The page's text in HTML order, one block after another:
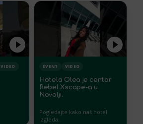
VIDEO EVENT VIDEO
Hotela Olea je centar
Rebel Xscape-a u
Novalji.
Pogledajte kako naš hotel
izgleda..